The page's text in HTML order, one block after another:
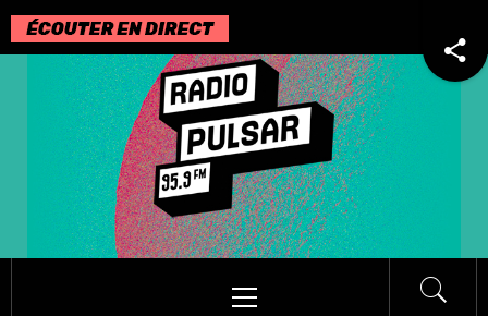
Passer
au
contenu
principal